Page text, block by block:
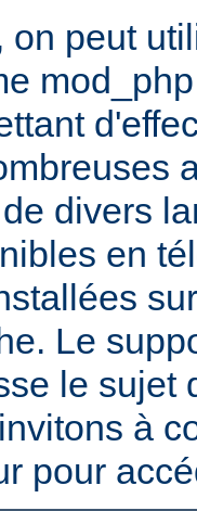
on peut
divers
en
Le
le sujet
à
pour